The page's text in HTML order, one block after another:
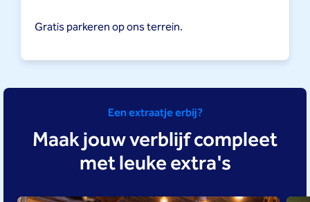
Gratis parkeren op ons terrein.
Een extraatje erbij?
Maak jouw verblijf compleet
met leuke extra's